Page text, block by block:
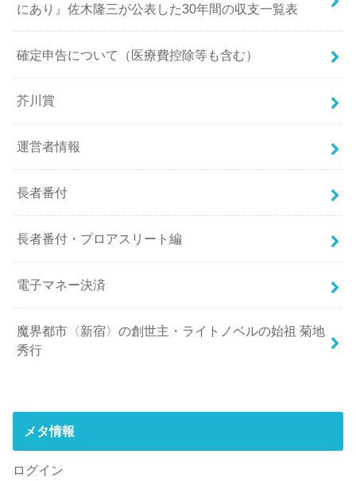
にあり』佐木隆三が公表した30年間の収支一覧表
確定申告について（医療費控除等も含む）
芥川賞
運営者情報
長者番付
長者番付・プロアスリート編
電子マネー決済
魔界都市〈新宿〉の創世主・ライトノベルの始祖 菊地
秀行
メタ情報
ログイン